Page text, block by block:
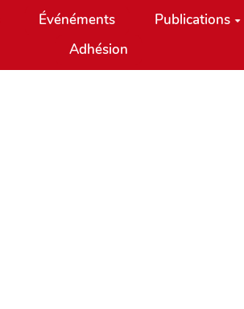
Événéments Publications
Adhésion